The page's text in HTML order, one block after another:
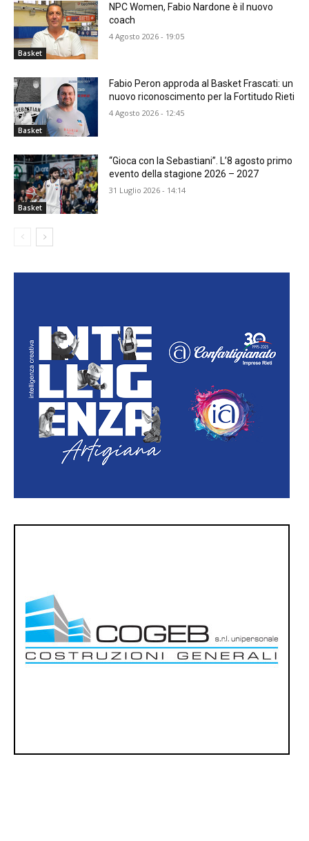
Basket
NPC Women, Fabio Nardone è il nuovo
coach
4 Agosto 2026 - 19:05
Basket
Fabio Peron approda al Basket Frascati: un
nuovo riconoscimento per la Fortitudo Rieti
4 Agosto 2026 - 12:45
Basket
“Gioca con la Sebastiani”. L’8 agosto primo
evento della stagione 2026 – 2027
31 Luglio 2026 - 14:14